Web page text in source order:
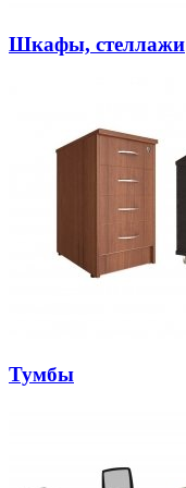
Шкафы, стеллажи
Тумбы